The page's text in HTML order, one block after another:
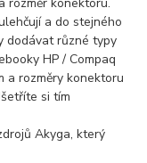
a do stejného
dodávat různé typy
HP / Compaq
a rozměry konektoru
si tím
Akyga, který